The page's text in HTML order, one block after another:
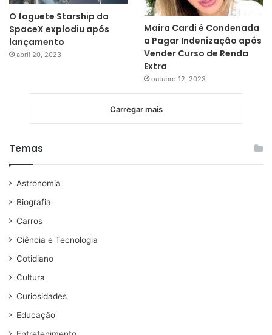
O foguete Starship da
SpaceX explodiu após
lançamento
abril 20, 2023
Maíra Cardi é Condenada
a Pagar Indenização após
Vender Curso de Renda
Extra
outubro 12, 2023
Carregar mais
Temas
Astronomia
Biografia
Carros
Ciência e Tecnologia
Cotidiano
Cultura
Curiosidades
Educação